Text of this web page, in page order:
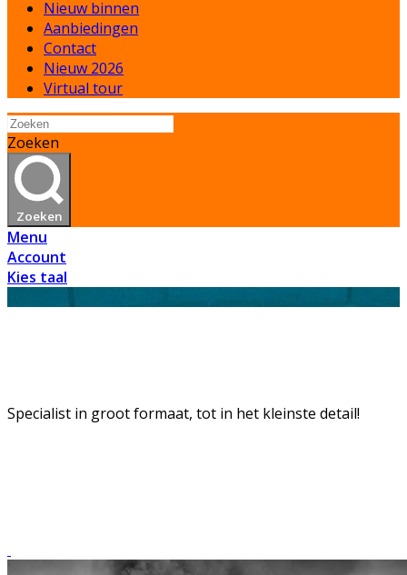
Nieuw binnen
Aanbiedingen
Contact
Nieuw 2026
Virtual tour
Zoeken
Zoeken
Menu
Account
Kies taal
Specialist in groot formaat, tot in het kleinste detail!